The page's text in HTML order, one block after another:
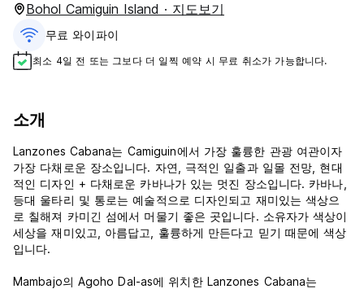
Bohol Camiguin Island · 지도보기
무료 와이파이
최소 4일 전 또는 그보다 더 일찍 예약 시 무료 취소가 가능합니다.
소개
Lanzones Cabana는 Camiguin에서 가장 훌륭한 관광 여관이자
가장 다채로운 장소입니다. 자연, 극적인 일출과 일몰 전망, 현대
적인 디자인 + 다채로운 카바나가 있는 멋진 장소입니다. 카바나,
등대 울타리 및 통로는 예술적으로 디자인되고 재미있는 색상으
로 칠해져 카미긴 섬에서 머물기 좋은 곳입니다. 소유자가 색상이
세상을 재미있고, 아름답고, 훌륭하게 만든다고 믿기 때문에 색상
입니다.
Mambajo의 Agoho Dal-as에 위치한 Lanzones Cabana는